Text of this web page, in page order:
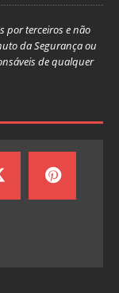
por terceiros e não
da Segurança ou
de qualquer